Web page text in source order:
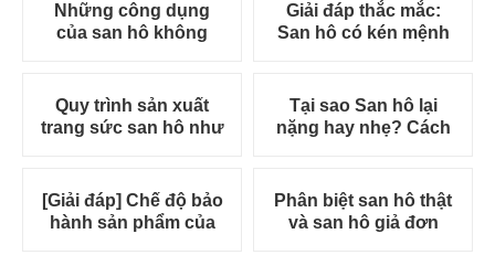
Những công dụng
của san hô không
Giải đáp thắc mắc:
San hô có kén mệnh
Quy trình sản xuất
trang sức san hô như
Tại sao San hô lại
nặng hay nhẹ? Cách
[Giải đáp] Chế độ bảo
hành sản phẩm của
Phân biệt san hô thật
và san hô giả đơn